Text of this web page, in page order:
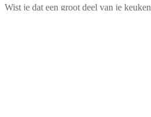
Wist je dat een groot deel van je